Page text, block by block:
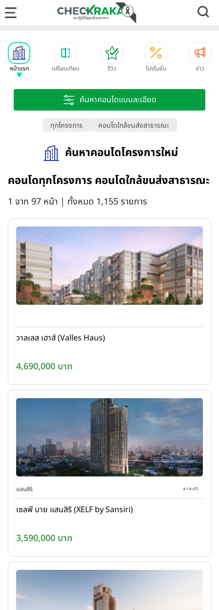
หน้าแรก เปรียบเทียบ รีวิว โปรโมชั่น ข่าว
ค้นหาคอนโดแบบละเอียด
ทุกโครงการ คอนโดใกล้ขนส่งสาธารณะ
ค้นหาคอนโดโครงการใหม่
คอนโดทุกโครงการ คอนโดใกล้ขนส่งสาธารณะ
1 จาก 97 หน้า | ทั้งหมด 1,155 รายการ
วาลเลส เฮาส์ (Valles Haus)
4,690,000 บาท
แสนสิริ
เซลฟ์ บาย แสนสิริ (XELF by Sansiri)
3,590,000 บาท